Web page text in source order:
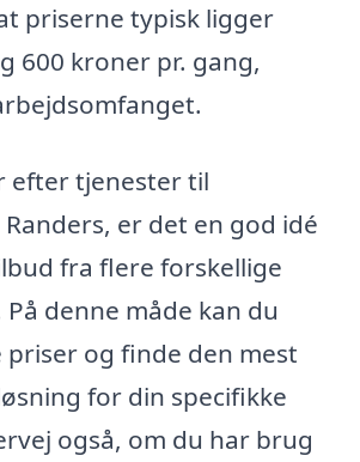
priserne typisk ligger
600 kroner pr. gang,
efter tjenester til
er det en god idé
fra flere forskellige
denne måde kan du
priser og finde den mest
for din specifikke
også, om du har brug